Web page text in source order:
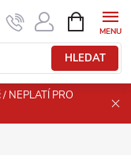
HLEDAT
NÁKUPNÍ
KOŠÍK
NEPLATÍ PRO